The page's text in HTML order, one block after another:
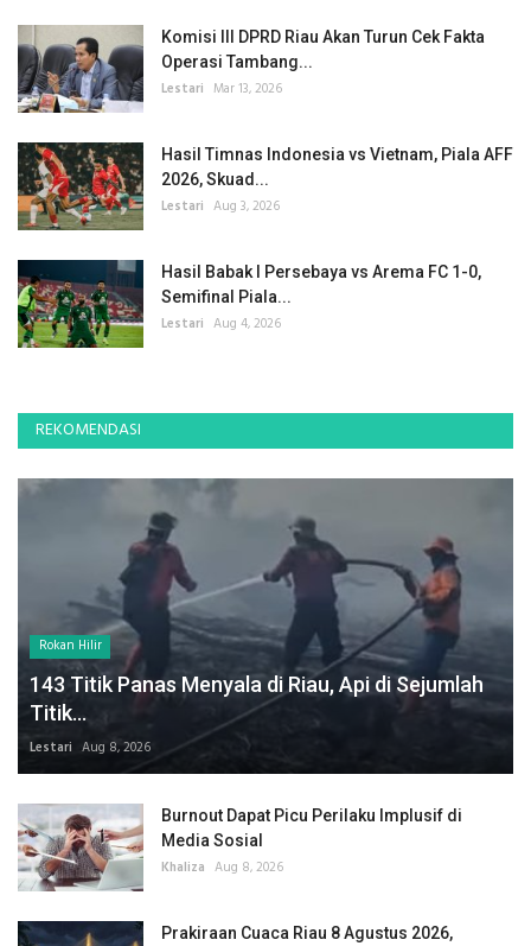
Komisi III DPRD Riau Akan Turun Cek Fakta
Operasi Tambang...
Lestari Mar 13, 2026
Hasil Timnas Indonesia vs Vietnam, Piala AFF
2026, Skuad...
Lestari Aug 3, 2026
Hasil Babak I Persebaya vs Arema FC 1-0,
Semifinal Piala...
Lestari Aug 4, 2026
REKOMENDASI
Rokan Hilir
143 Titik Panas Menyala di Riau, Api di Sejumlah
Titik...
Lestari Aug 8, 2026
Burnout Dapat Picu Perilaku Implusif di
Media Sosial
Khaliza Aug 8, 2026
Prakiraan Cuaca Riau 8 Agustus 2026,